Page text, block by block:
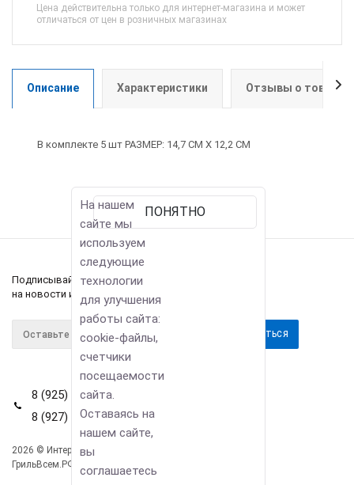
Цена действительна только для интернет-магазина и может
отличаться от цен в розничных магазинах
Описание Характеристики Отзывы о товаре
В комплекте 5 шт РАЗМЕР: 14,7 СМ Х 12,2 СМ
Подписывайтесь
на новости и акции
8 (925) 114-42-80
8 (927) 911-22-66
2026 © Интернет-магазин
ГрильВсем.РФ
Информация
ПОНЯТНО
На нашем
сайте мы
используем
следующие
технологии
для улучшения
работы сайта:
cookie-файлы,
счетчики
посещаемости
сайта.
Оставаясь на
нашем сайте,
вы
соглашаетесь